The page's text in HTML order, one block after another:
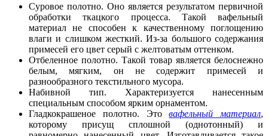
Суровое полотно. Оно является результатом первичной
обработки ткацкого процесса. Такой вафельный
материал не способен к качественному поглощению
влаги и слишком жесткий. Из-за большого содержания
примесей его цвет серый с желтоватым оттенком.
Отбеленное полотно. Такой товар является белоснежно
белым, мягким, он не содержит примесей и
разнообразного текстильного мусора.
Набивной тип. Характеризуется нанесенным
специальным способом ярким орнаментом.
Гладкокрашеное полотно. Этовафельный материал,
которому присущ сплошной (однотонный) и